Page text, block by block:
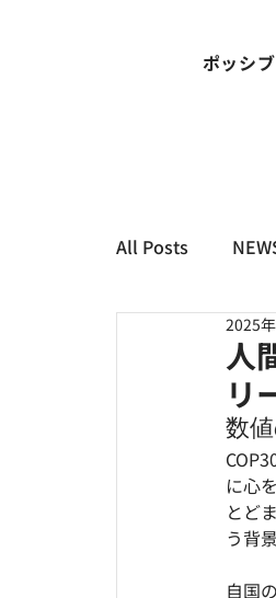
ポッシ
All Posts
人
リ
2025
数
に心
とど
う背
自国